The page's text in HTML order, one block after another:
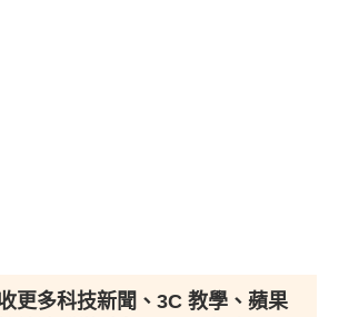
更多科技新聞、3C 教學、蘋果